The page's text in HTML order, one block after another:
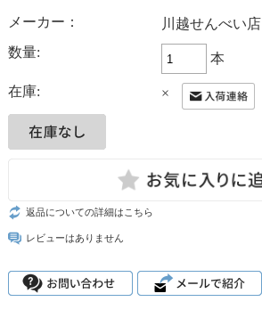
メーカー：
川越せんべい店
数量:
本
在庫: ×
返品についての詳細はこちら
レビューはありません